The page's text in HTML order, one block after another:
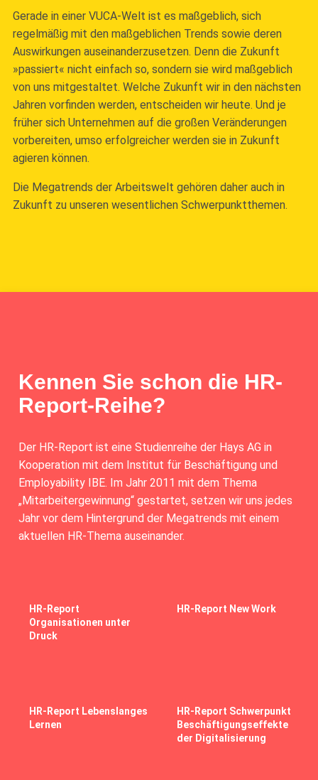
Gerade in einer VUCA-Welt ist es maßgeblich, sich
regelmäßig mit den maßgeblichen Trends sowie deren
Auswirkungen auseinanderzusetzen. Denn die Zukunft
»passiert« nicht einfach so, sondern sie wird maßgeblich
von uns mitgestaltet. Welche Zukunft wir in den nächsten
Jahren vorfinden werden, entscheiden wir heute. Und je
früher sich Unternehmen auf die großen Veränderungen
vorbereiten, umso erfolgreicher werden sie in Zukunft
agieren können.
Die Megatrends der Arbeitswelt gehören daher auch in
Zukunft zu unseren wesentlichen Schwerpunktthemen.
Kennen Sie schon die HR-
Report-Reihe?
Der HR-Report ist eine Studienreihe der Hays AG in
Kooperation mit dem Institut für Beschäftigung und
Employability IBE. Im Jahr 2011 mit dem Thema
„Mitarbeitergewinnung“ gestartet, setzen wir uns jedes
Jahr vor dem Hintergrund der Megatrends mit einem
aktuellen HR-Thema auseinander.
HR-Report
Organisationen unter
Druck
HR-Report New Work
HR-Report Lebenslanges
Lernen
HR-Report Schwerpunkt
Beschäftigungseffekte
der Digitalisierung